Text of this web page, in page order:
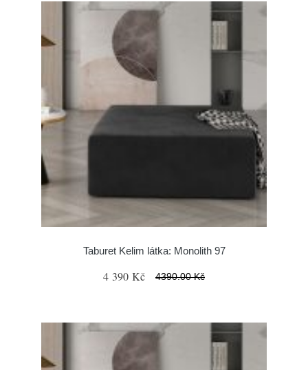
Taburet Kelim látka: Monolith 97
4 390 Kč 4390.00 Kč